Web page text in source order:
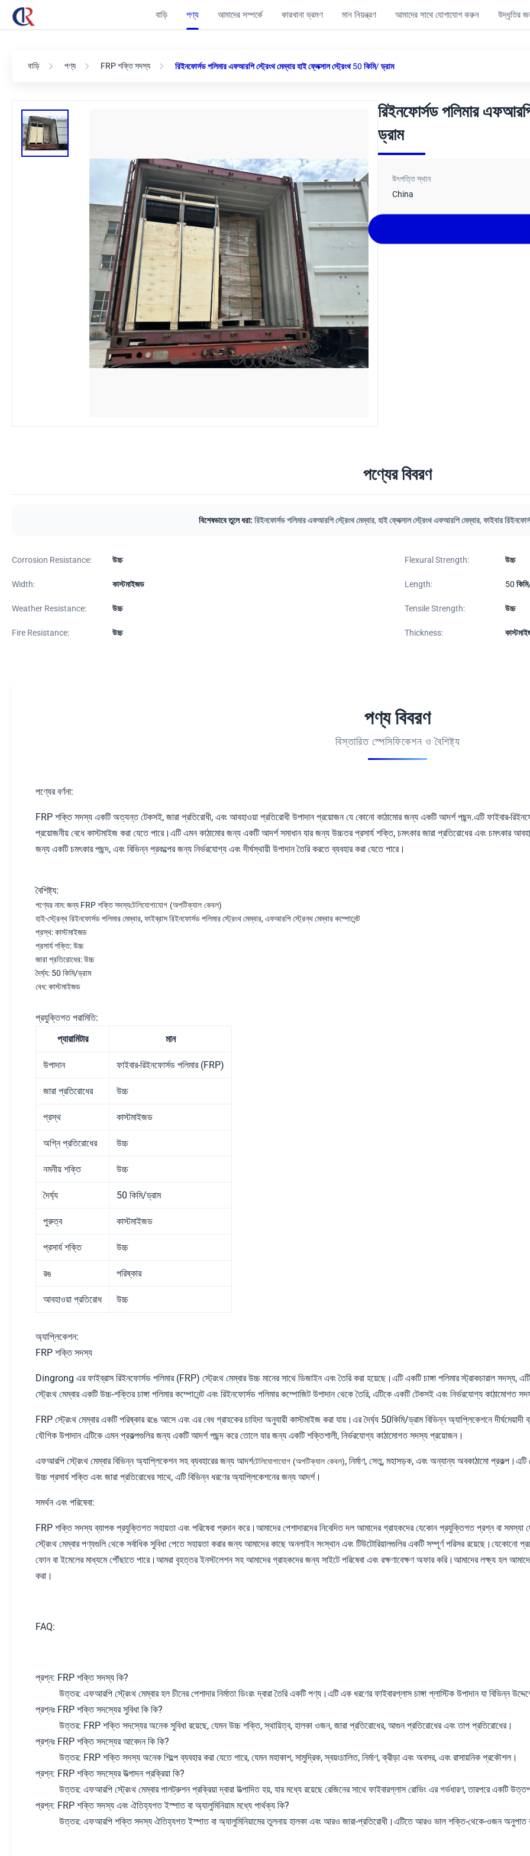
বাড়ি পণ্য আমাদের সম্পর্কে কারখানা ভ্রমণ মান নিয়ন্ত্রণ আমাদের সাথে যোগাযোগ করুন উদ্ধৃতির
বাড়ি পণ্য FRP শক্তি সদস্য রিইনফোর্সড পলিমার এফআরপি স্ট্রেংথ মেম্বার হাই ফ্লেক্সাল স্ট্রেংথ 50 কিমি/ ড্রাম
রিইনফোর্সড পলিমার
ড্রাম
উৎপত্তি স্থান
China
পণ্যের বিবরণ
বিশেষভাবে তুলে ধরা: রিইনফোর্সড পলিমার এফআরপি স্ট্রেংথ মেম্বার, হাই ফ্লেক্সাল স্ট্রেংথ এফআরপি মেম্বার, ফাইবার
Corrosion Resistance: উচ্চ Flexural Strength: উচ্চ
Width: কাস্টমাইজড Length: 50
Weather Resistance: উচ্চ Tensile Strength: উচ্চ
Fire Resistance: উচ্চ Thickness:
পণ্য বিবরণ
বিস্তারিত স্পেসিফিকেশন ও বৈশিষ্ট্য
পণ্যের বর্ণনা:
FRP শক্তি সদস্য একটি অত্যন্ত টেকসই, জারা প্রতিরোধী, এবং আবহাওয়া প্রতিরোধী উপাদান প্রয়োজন যে কোনো কাঠামোর জন্য একটি আদর্শ পছন্দ.এটি ফাইবার-
প্রয়োজনীয় বেধে কাস্টমাইজ করা যেতে পারে।এটি এমন কাঠামোর জন্য একটি আদর্শ সমাধান যার জন্য উচ্চতর প্রসার্য শক্তি, চমৎকার জারা প্রতিরোধের এবং
জন্য একটি চমৎকার পছন্দ, এবং বিভিন্ন প্রকল্পের জন্য নির্ভরযোগ্য এবং দীর্ঘস্থায়ী উপাদান তৈরি করতে ব্যবহার করা যেতে পারে।
বৈশিষ্ট্য:
পণ্যের নাম: জন্য FRP শক্তি সদস্যটেলিযোগাযোগ (অপটিক্যাল কেবল)
হাই-স্ট্রেন্থ রিইনফোর্সড পলিমার মেম্বার, ফাইব্রাস রিইনফোর্সড পলিমার স্ট্রেংথ মেম্বার, এফআরপি স্ট্রেন্থ মেম্বার কম্পোনেন্ট
প্রস্থ: কাস্টমাইজড
প্রসার্য শক্তি: উচ্চ
জারা প্রতিরোধের: উচ্চ
দৈর্ঘ্য: 50 কিমি/ড্রাম
বেধ: কাস্টমাইজড
প্রযুক্তিগত পরামিতি:
প্যারামিটার
মান
উপাদান ফাইবার-রিইনফোর্সড পলিমার (FRP)
জারা প্রতিরোধের উচ্চ
প্রস্থ কাস্টমাইজড
অগ্নি প্রতিরোধের উচ্চ
নমনীয় শক্তি উচ্চ
দৈর্ঘ্য 50 কিমি/ড্রাম
পুরুত্ব কাস্টমাইজড
প্রসার্য শক্তি উচ্চ
রঙ পরিষ্কার
আবহাওয়া প্রতিরোধ উচ্চ
অ্যাপ্লিকেশন:
FRP শক্তি সদস্য
Dingrong এর ফাইব্রাস রিইনফোর্সড পলিমার (FRP) স্ট্রেংথ মেম্বার উচ্চ মানের সাথে ডিজাইন এবং তৈরি করা হয়েছে।এটি একটি চাঙ্গা পলিমার স্ট্রাকচারাল
স্ট্রেংথ মেম্বার একটি উচ্চ-শক্তির চাঙ্গা পলিমার কম্পোনেন্ট এবং রিইনফোর্সড পলিমার কম্পোজিট উপাদান থেকে তৈরি, এটিকে একটি টেকসই এবং নির্ভরযোগ্য
FRP স্ট্রেংথ মেম্বার একটি পরিষ্কার রঙে আসে এবং এর বেধ গ্রাহকের চাহিদা অনুযায়ী কাস্টমাইজ করা যায়।এর দৈর্ঘ্য 50কিমি/ড্রাম বিভিন্ন অ্যাপ্লিকেশনে দীর্ঘমেয়াদী
যৌগিক উপাদান এটিকে এমন প্রকল্পগুলির জন্য একটি আদর্শ পছন্দ করে তোলে যার জন্য একটি শক্তিশালী, নির্ভরযোগ্য কাঠামোগত সদস্য প্রয়োজন।
এফআরপি স্ট্রেংথ মেম্বার বিভিন্ন অ্যাপ্লিকেশন সহ ব্যবহারের জন্য আদর্শটেলিযোগাযোগ (অপটিক্যাল কেবল), নির্মাণ, সেতু, মহাসড়ক, এবং অন্যান্য অবকাঠামো
উচ্চ প্রসার্য শক্তি এবং জারা প্রতিরোধের সাথে, এটি বিভিন্ন ধরণের অ্যাপ্লিকেশনের জন্য আদর্শ।
সমর্থন এবং পরিষেবা:
FRP শক্তি সদস্য ব্যাপক প্রযুক্তিগত সহায়তা এবং পরিষেবা প্রদান করে।আমাদের পেশাদারদের নিবেদিত দল আমাদের গ্রাহকদের যেকোন প্রযুক্তিগত প্রশ্ন বা
স্ট্রেংথ মেম্বার পণ্যগুলি থেকে সর্বাধিক সুবিধা পেতে সহায়তা করার জন্য আমাদের কাছে অনলাইন সংস্থান এবং টিউটোরিয়ালগুলির একটি সম্পূর্ণ পরিসর রয়েছে।যেকোনো
ফোন বা ইমেলের মাধ্যমে পৌঁছাতে পারে।আমরা বৃহত্তর ইনস্টলেশন সহ আমাদের গ্রাহকদের জন্য সাইটে পরিষেবা এবং রক্ষণাবেক্ষণ অফার করি।আমাদের লক্ষ্য হল
করা।
FAQ:
প্রশ্ন: FRP শক্তি সদস্য কি?
উত্তর: এফআরপি স্ট্রেংথ মেম্বার হল চীনের পেশাদার নির্মাতা ডিংরং দ্বারা তৈরি একটি পণ্য।এটি এক ধরণের ফাইবারগ্লাস চাঙ্গা প্লাস্টিক উপাদান যা বিভিন্ন
প্রশ্নঃ FRP শক্তি সদস্যের সুবিধা কি কি?
উত্তর: FRP শক্তি সদস্যের অনেক সুবিধা রয়েছে, যেমন উচ্চ শক্তি, স্থায়িত্ব, হালকা ওজন, জারা প্রতিরোধের, আগুন প্রতিরোধের এবং তাপ প্রতিরোধের।
প্রশ্নঃ FRP শক্তি সদস্যের আবেদন কি কি?
উত্তর: FRP শক্তি সদস্য অনেক শিল্পে ব্যবহার করা যেতে পারে, যেমন মহাকাশ, সামুদ্রিক, স্বয়ংচালিত, নির্মাণ, ক্রীড়া এবং অবসর, এবং রাসায়নিক প্রকৌশল।
প্রশ্ন: FRP শক্তি সদস্যের উত্পাদন প্রক্রিয়া কি?
উত্তর: এফআরপি স্ট্রেংথ মেম্বার পালট্রুশন প্রক্রিয়া দ্বারা উত্পাদিত হয়, যার মধ্যে রয়েছে রেজিনের সাথে ফাইবারগ্লাস রোভিং এর গর্ভধারণ, তারপরে একটি
প্রশ্ন: FRP শক্তি সদস্য এবং ঐতিহ্যগত ইস্পাত বা অ্যালুমিনিয়াম মধ্যে পার্থক্য কি?
উত্তর: এফআরপি শক্তি সদস্য ঐতিহ্যগত ইস্পাত বা অ্যালুমিনিয়ামের তুলনায় হালকা এবং আরও জারা-প্রতিরোধী।এটিতে আরও ভাল শক্তি-থেকে-ওজন অনুপাত